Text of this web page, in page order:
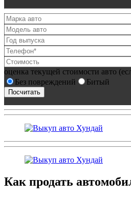
оценка текущей стоимости авто
Без повреждений
Битый
Как продать